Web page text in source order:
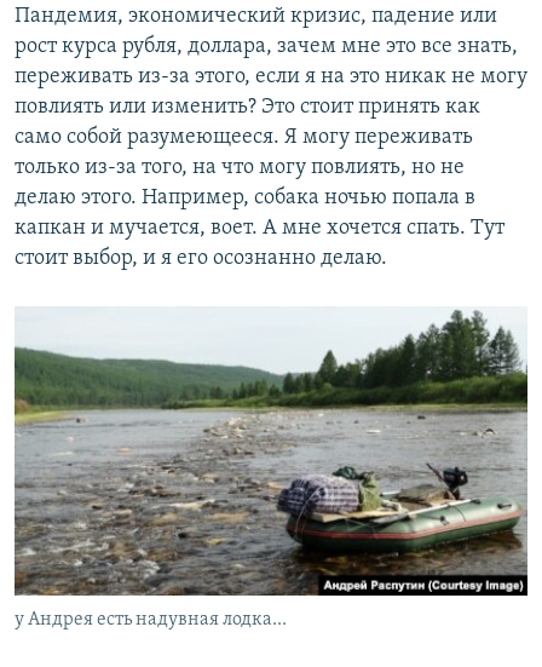
Пандемия, экономический кризис, падение или
рост курса рубля, доллара, зачем мне это все знать,
переживать из-за этого, если я на это никак не могу
повлиять или изменить? Это стоит принять как
само собой разумеющееся. Я могу переживать
только из-за того, на что могу повлиять, но не
делаю этого. Например, собака ночью попала в
капкан и мучается, воет. А мне хочется спать. Тут
стоит выбор, и я его осознанно делаю.
у Андрея есть надувная лодка...